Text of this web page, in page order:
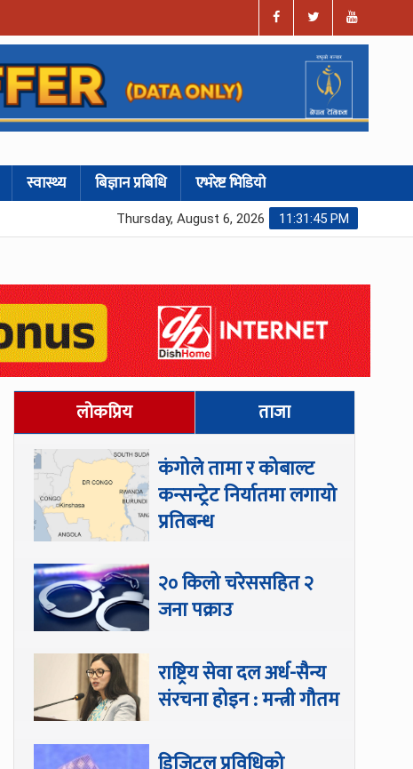
स्वास्थ्य बिज्ञान प्रबिधि एभरेष्ट भिडियो
11:31:46 PM
Thursday, August 6, 2026
लोकप्रिय ताजा
कंगोले तामा र कोबाल्ट
कन्सन्ट्रेट निर्यातमा लगायो
प्रतिबन्ध
२० किलो चरेससहित २
जना पक्राउ
राष्ट्रिय सेवा दल अर्ध-सैन्य
संरचना होइन : मन्त्री गौतम